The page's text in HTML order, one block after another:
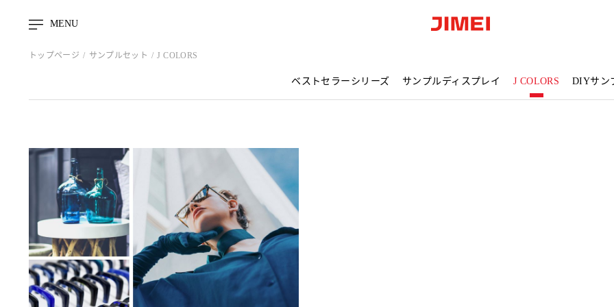
MENU
トップページ サンプルセット J COLORS
ベストセラーシリーズ サンプルディスプレイ J COLORS DIYサン